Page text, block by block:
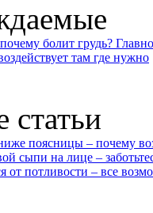
болит грудь?
там где нужно
статьи
поясницы – почему
сыпи на лице –
от потливости – все